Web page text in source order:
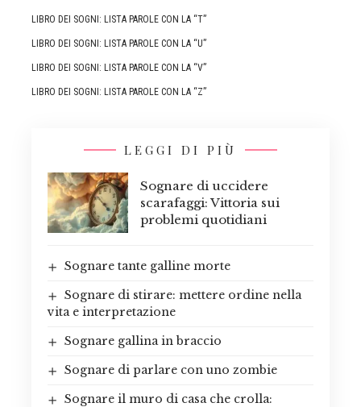
LIBRO DEI SOGNI: LISTA PAROLE CON LA “T”
LIBRO DEI SOGNI: LISTA PAROLE CON LA “U”
LIBRO DEI SOGNI: LISTA PAROLE CON LA “V”
LIBRO DEI SOGNI: LISTA PAROLE CON LA “Z”
LEGGI DI PIÙ
Sognare di uccidere
scarafaggi: Vittoria sui
problemi quotidiani
Sognare tante galline morte
Sognare di stirare: mettere ordine nella
vita e interpretazione
Sognare gallina in braccio
Sognare di parlare con uno zombie
Sognare il muro di casa che crolla: